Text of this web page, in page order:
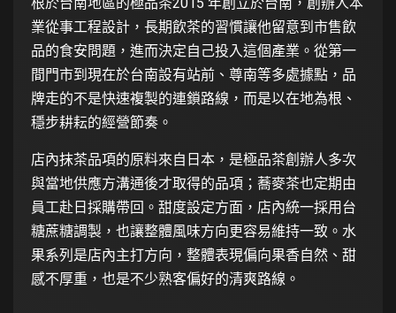
業從事工程設計，長期飲茶的習慣讓他留意到市售飲
品的食安問題，進而決定自己投入這個產業。從第一
間門市到現在於台南設有站前、尊南等多處據點，品
牌走的不是快速複製的連鎖路線，而是以在地為根、
穩步耕耘的經營節奏。
店內抹茶品項的原料來自日本，是極品茶創辦人多次
與當地供應方溝通後才取得的品項；蕎麥茶也定期由
員工赴日採購帶回。甜度設定方面，店內統一採用台
糖蔗糖調製，也讓整體風味方向更容易維持一致。水
果系列是店內主打方向，整體表現偏向果香自然、甜
感不厚重，也是不少熟客偏好的清爽路線。